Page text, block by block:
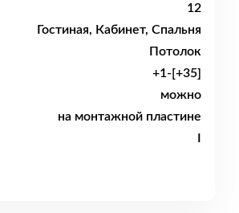
12
Гостиная, Кабинет, Спальня
Потолок
+1-[+35]
можно
на монтажной пластине
I